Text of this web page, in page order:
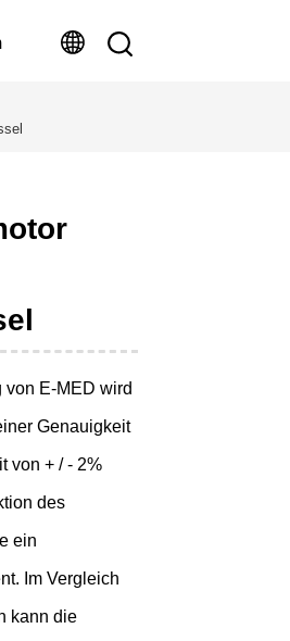
E-MED wird
Genauigkeit
von + / - 2%
des
ein
Im Vergleich
kann die